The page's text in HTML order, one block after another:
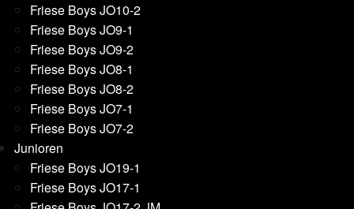
Friese Boys JO10-2
Friese Boys JO9-1
Friese Boys JO9-2
Friese Boys JO8-1
Friese Boys JO8-2
Friese Boys JO7-1
Friese Boys JO7-2
Junioren
Friese Boys JO19-1
Friese Boys JO17-1